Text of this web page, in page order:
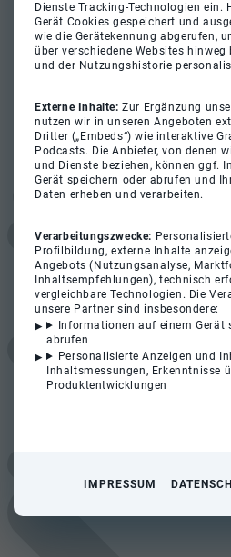
Dienste Tracking-Technologien ein.
Gerät Cookies gespeichert und
wie die Gerätekennung abgerufen,
über verschiedene Websites
und der Nutzungshistorie
Externe Inhalte:Zur Ergänzung
nutzen wir in unseren Angeboten
Dritter („Embeds“) wie interaktive
Podcasts. Die Anbieter, von denen
und Dienste beziehen, können ggf.
Gerät speichern oder abrufen und
Daten erheben und verarbeiten.
Verarbeitungszwecke:
Profilbildung, externe Inhalte
Angebots (Nutzungsanalyse,
Inhaltsempfehlungen), technisch
vergleichbare Technologien. Die
unsere Partner sind insbesondere:
Informationen auf einem Gerät
abrufen
Personalisierte Anzeigen und
Inhaltsmessungen, Erkenntnisse
Produktentwicklungen
IMPRESSUM